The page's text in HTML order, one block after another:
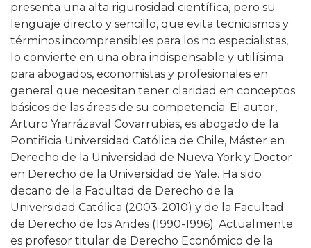
presenta una alta rigurosidad científica, pero su
lenguaje directo y sencillo, que evita tecnicismos y
términos incomprensibles para los no especialistas,
lo convierte en una obra indispensable y utilísima
para abogados, economistas y profesionales en
general que necesitan tener claridad en conceptos
básicos de las áreas de su competencia. El autor,
Arturo Yrarrázaval Covarrubias, es abogado de la
Pontificia Universidad Católica de Chile, Máster en
Derecho de la Universidad de Nueva York y Doctor
en Derecho de la Universidad de Yale. Ha sido
decano de la Facultad de Derecho de la
Universidad Católica (2003-2010) y de la Facultad
de Derecho de los Andes (1990-1996). Actualmente
es profesor titular de Derecho Económico de la